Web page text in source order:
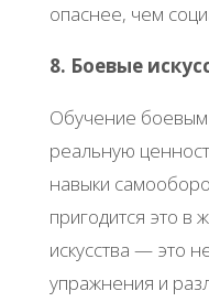
опаснее, чем
8. Боевые
Обучение боевым
реальную
навыки
пригодится это в
искусства — это
упражнения и